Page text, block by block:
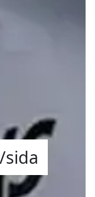
sida